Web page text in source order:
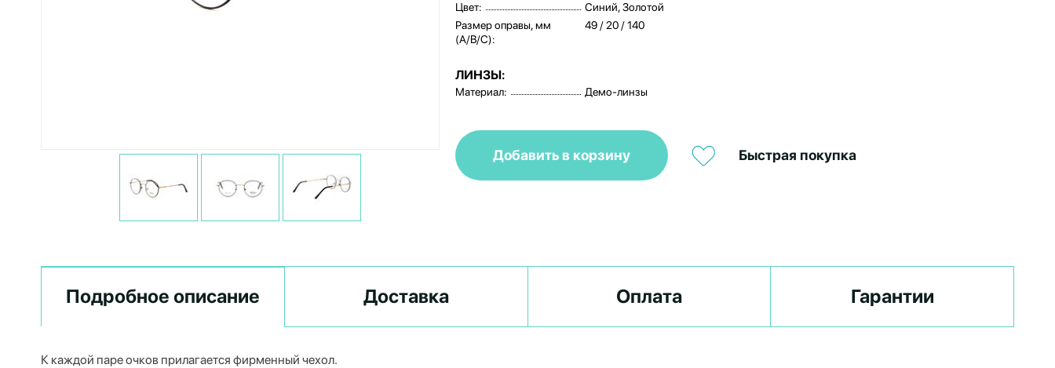
Цвет:
Синий, Золотой
Размер оправы, мм
(A/B/C):
49 / 20 / 140
ЛИНЗЫ:
Материал: Демо-линзы
Добавить в корзину Быстрая покупка
Подробное описание Доставка Оплата Гарантии
К каждой паре очков прилагается фирменный чехол.